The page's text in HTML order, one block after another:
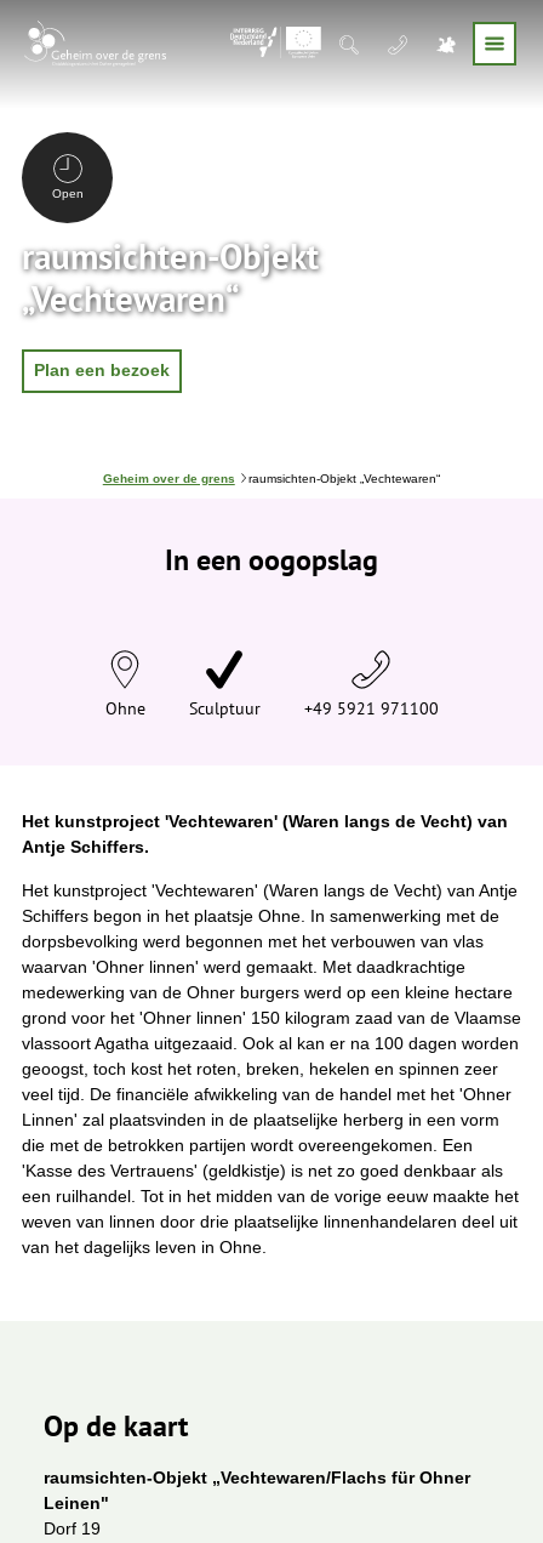
Open
raumsichten-Objekt
„Vechtewaren“
Plan een bezoek
J
e
Geheim over de grens raumsichten-Objekt „Vechtewaren“
In een oogopslag
Ohne Sculptuur +49 5921 971100
Het kunstproject 'Vechtewaren' (Waren langs de Vecht) van
Antje Schiffers.
Het kunstproject 'Vechtewaren' (Waren langs de Vecht) van Antje
Schiffers begon in het plaatsje Ohne. In samenwerking met de
dorpsbevolking werd begonnen met het verbouwen van vlas
waarvan 'Ohner linnen' werd gemaakt. Met daadkrachtige
medewerking van de Ohner burgers werd op een kleine hectare
grond voor het 'Ohner linnen' 150 kilogram zaad van de Vlaamse
vlassoort Agatha uitgezaaid. Ook al kan er na 100 dagen worden
geoogst, toch kost het roten, breken, hekelen en spinnen zeer
veel tijd. De financiële afwikkeling van de handel met het 'Ohner
Linnen' zal plaatsvinden in de plaatselijke herberg in een vorm
die met de betrokken partijen wordt overeengekomen. Een
'Kasse des Vertrauens' (geldkistje) is net zo goed denkbaar als
een ruilhandel. Tot in het midden van de vorige eeuw maakte het
weven van linnen door drie plaatselijke linnenhandelaren deel uit
van het dagelijks leven in Ohne.
Op de kaart
raumsichten-Objekt „Vechtewaren/Flachs für Ohner
Leinen"
Dorf 19